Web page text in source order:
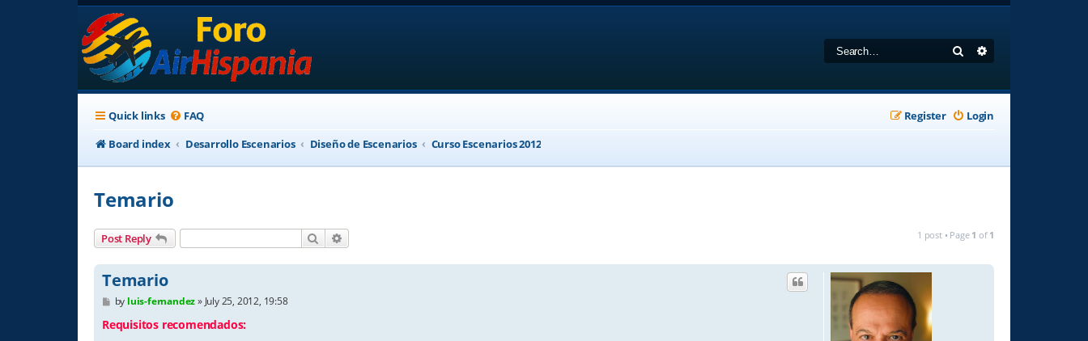
Search
Quick links FAQ Login
Register
Board index
Desarrollo Escenarios Diseño de Escenarios Curso Escenarios 2012
Temario
Post Reply Search 1 post • Page 1 of 1
Temario
P
s
by luis-fernandez» July 25, 2012, 19:58
Requisitos recomendados: